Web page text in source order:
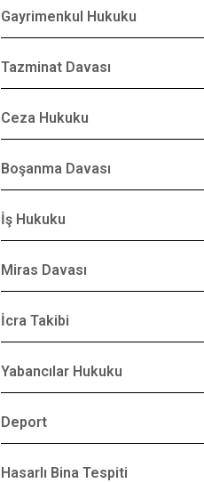
Gayrimenkul Hukuku
Tazminat Davası
Ceza Hukuku
Boşanma Davası
İş Hukuku
Miras Davası
İcra Takibi
Yabancılar Hukuku
Deport
Hasarlı Bina Tespiti